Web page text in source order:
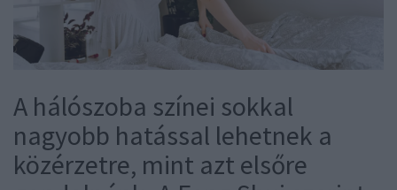
A hálószoba színei sokkal
nagyobb hatással lehetnek a
közérzetre, mint azt elsőre